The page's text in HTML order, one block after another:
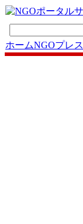
ホームNGOプレス